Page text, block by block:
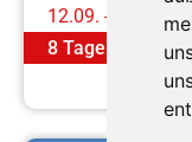
12.09. -
8 Tage
€